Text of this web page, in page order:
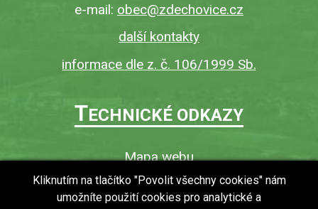
e-mail: obec@zdechovice.cz
další kontakty
informace dle z. č. 106/1999 Sb.
TECHNICKÉ ODKAZY
Mapa webu
O webu
Povinně zveřejňované informace
Kliknutím na tlačítko "Povolit všechny cookies" nám
umožníte použití cookies pro analytické a